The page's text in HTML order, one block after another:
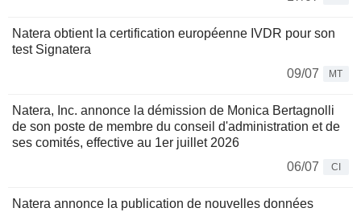
Natera obtient la certification européenne IVDR pour son
test Signatera
09/07
MT
Natera, Inc. annonce la démission de Monica Bertagnolli
de son poste de membre du conseil d'administration et de
ses comités, effective au 1er juillet 2026
06/07
CI
Natera annonce la publication de nouvelles données